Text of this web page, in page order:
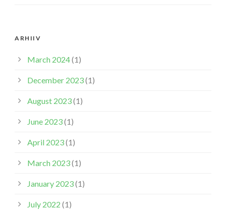
ARHIIV
March 2024(1)
December 2023(1)
August 2023(1)
June 2023(1)
April 2023(1)
March 2023(1)
January 2023(1)
July 2022 (1)